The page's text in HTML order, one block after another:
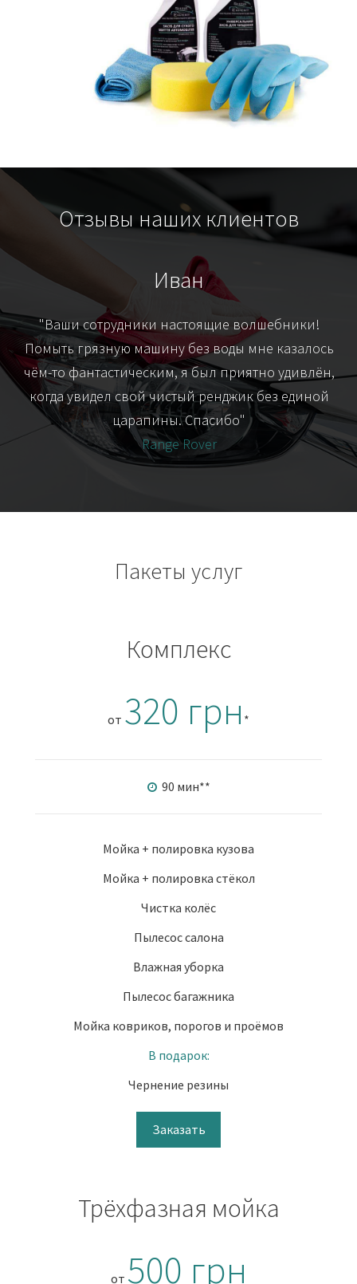
Отзывы наших клиентов
Иван
"Ваши сотрудники настоящие волшебники!
Помыть грязную машину без воды мне казалось
чём-то фантастическим, я был приятно удивлён,
когда увидел свой чистый ренджик без единой
царапины. Спасибо"
Range Rover
Пакеты услуг
Комплекс
от 320 грн *
90 мин**
Мойка + полировка кузова
Мойка + полировка стёкол
Чистка колёс
Пылесос салона
Влажная уборка
Пылесос багажника
Мойка ковриков, порогов и проёмов
В подарок:
Чернение резины
Заказать
Трёхфазная мойка
от 500 грн